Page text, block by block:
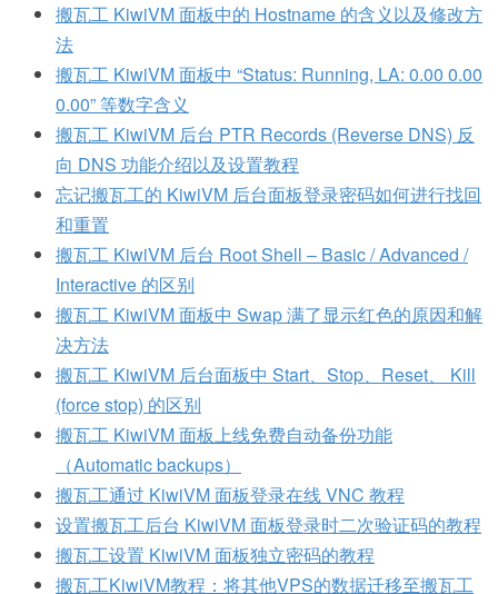
搬瓦工 KiwiVM 面板中的 Hostname 的含义以及修改方
法
搬瓦工 KiwiVM 面板中 “Status: Running, LA: 0.00 0.00
0.00” 等数字含义
搬瓦工 KiwiVM 后台 PTR Records (Reverse DNS) 反
向 DNS 功能介绍以及设置教程
忘记搬瓦工的 KiwiVM 后台面板登录密码如何进行找回
和重置
搬瓦工 KiwiVM 后台 Root Shell – Basic / Advanced /
Interactive 的区别
搬瓦工 KiwiVM 面板中 Swap 满了显示红色的原因和解
决方法
搬瓦工 KiwiVM 后台面板中 Start、Stop、Reset、 Kill
(force stop) 的区别
搬瓦工 KiwiVM 面板上线免费自动备份功能
（Automatic backups）
搬瓦工通过 KiwiVM 面板登录在线 VNC 教程
设置搬瓦工后台 KiwiVM 面板登录时二次验证码的教程
搬瓦工设置 KiwiVM 面板独立密码的教程
搬瓦工KiwiVM教程：将其他VPS的数据迁移至搬瓦工